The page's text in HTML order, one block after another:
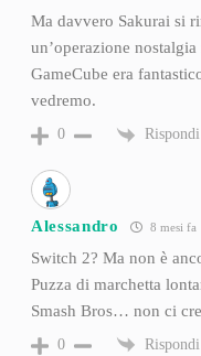
Ma davvero Sakurai si
un’operazione
GameCube era
vedremo.
0 Rispondi
Alessandro 8 mesi fa
Switch 2? Ma non è
Puzza di marchetta
Smash Bros… non ci
0 Rispondi